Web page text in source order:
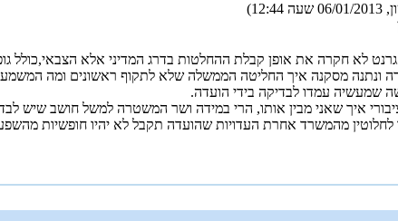
לא חקרה את אופן קבלת ההחלטות בדרג המדיני אלא הצבאי,כולל
ונתנה מסקנה איך החליטה הממשלה שלא לתקוף ראשונים ומה
שמעשיה עמדו לבדיקה בידי הועדה.
איך שאני מבין אותו, הרי במידה ושר המשטרה למשל חושב שיש
מהמשרד אחרת העדויות שהועדה תקבל לא יהיו חופשיות